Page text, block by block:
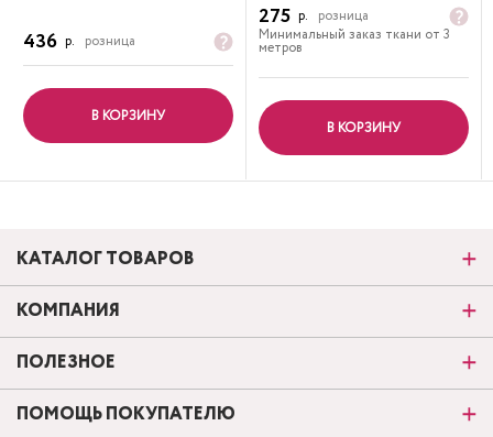
436 р. розница
В КОРЗИНУ
275 р.
розница
Минимальный заказ ткани от 3
метров
В КОРЗИНУ
КАТАЛОГ ТОВАРОВ
КОМПАНИЯ
ПОЛЕЗНОЕ
ПОМОЩЬ ПОКУПАТЕЛЮ